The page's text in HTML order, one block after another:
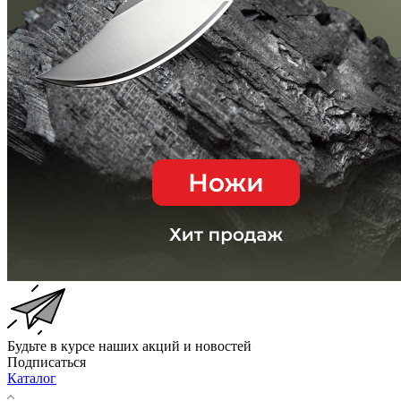
Будьте в курсе наших акций и новостей
Подписаться
Каталог